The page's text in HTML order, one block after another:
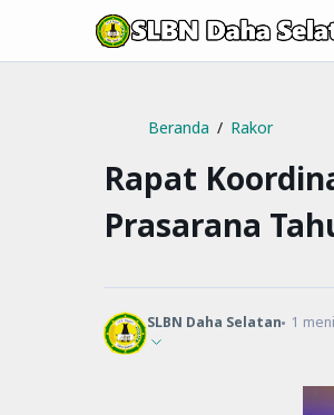
Beranda Rakor
Rapat
Prasarana
SLBN Daha Selatan 1